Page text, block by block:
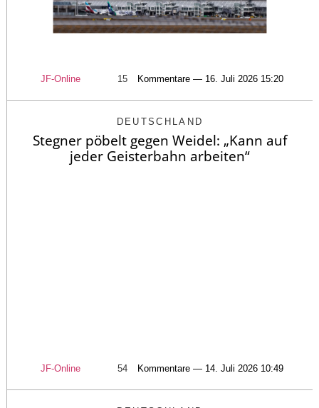
JF-Online 15 Kommentare — 16. Juli 2026 15:20
DEUTSCHLAND
Stegner pöbelt gegen Weidel: „Kann auf
jeder Geisterbahn arbeiten“
JF-Online 54 Kommentare — 14. Juli 2026 10:49